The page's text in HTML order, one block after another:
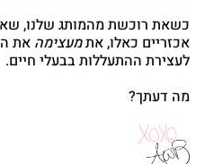
כשאת רוכשת מהמותג שלנו,
אכזריים כאלו, אתמעצימה את
לעצירת ההתעללות בבעלי חיים.
מה דעתך?